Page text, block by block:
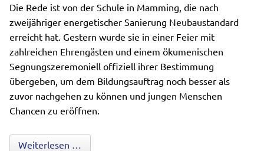
Die Rede ist von der Schule in Mamming, die nach
zweijähriger energetischer Sanierung Neubaustandard
erreicht hat. Gestern wurde sie in einer Feier mit
zahlreichen Ehrengästen und einem ökumenischen
Segnungszeremoniell offiziell ihrer Bestimmung
übergeben, um dem Bildungsauftrag noch besser als
zuvor nachgehen zu können und jungen Menschen
Chancen zu eröffnen.
Weiterlesen …